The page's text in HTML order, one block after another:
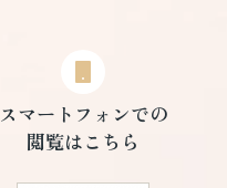
スマートフォンでの
閲覧はこちら